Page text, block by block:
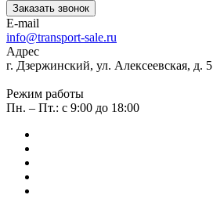
Заказать звонок
E-mail
info@transport-sale.ru
Адрес
г. Дзержинский, ул. Алексеевская, д. 5
Режим работы
Пн. – Пт.: с 9:00 до 18:00